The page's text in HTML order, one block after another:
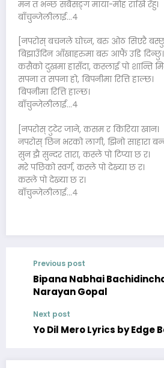
मन त भन्छ सबैसङ्ग माया-मोह राखि रँहु।
बाँचुन्जेलीलाई…४
[नपरोस् बचनले घोच्न, बरु ओठ सिएरै
बिझाउँदिन आँखाहरुमा बरु आफैं उडि
कसैको दुखमा हासँदा, कस्लाई पो शान्ति
सपना त सपना हो, बिपनीमा रित्ति हाल्छ।
बिपनीमा रित्ति हाल्छ।
बाँचुन्जेलीलाई…४
[नपरोस् टुटेर जाने, कसम र किरिया खान।
नपरोस् छिन भरको लागी, झिनो साहारा
सुन झै सुन्दर तारा, कस्ले पो टिप्या छ र।
मरे पछिको स्वर्ग, कस्ले पो देख्या छ र।
कस्ले पो देख्या छ र।
बाँचुन्जेलीलाई…४
Previous post
Bipana Nabhai
Narayan Gopal
Next post
Yo Dil Mero Lyrics by Edge